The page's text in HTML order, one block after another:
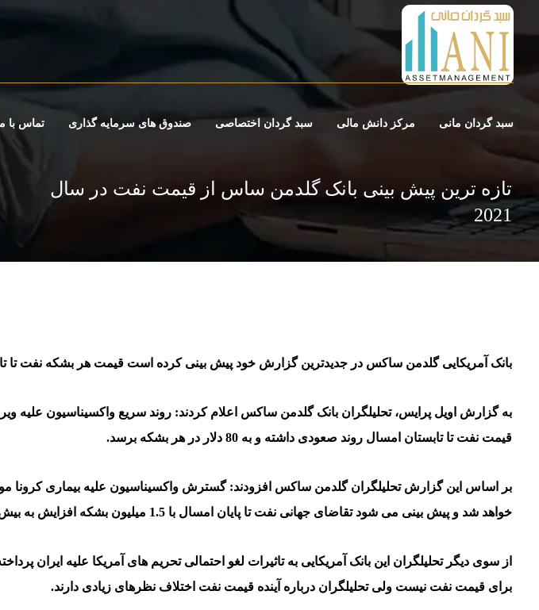
سبد گردان مانی مرکز دانش مالی سبد گردان اختصاصی صندوق های سرمایه گذاری تماس با
تازه ترین پیش بینی بانک گلدمن ساس از قیمت نفت در سال
2021
بانک آمریکایی گلدمن ساکس در جدیدترین گزارش خود پیش بینی کرده است قیمت هر بشکه نفت تا تابستان امسال به
به گزارش اویل پرایس، تحلیلگران بانک گلدمن ساکس اعلام کردند: روند سریع واکسیناسیون علیه
قیمت نفت تا تابستان امسال روند صعودی داشته و به 80 دلار در هر بشکه برسد.
بر اساس این گزارش تحلیلگران گلدمن ساکس افزودند: گسترش واکسیناسیون علیه بیماری کرونا
خواهد شد و پیش بینی می شود تقاضای جهانی نفت تا پایان امسال با 1.5 میلیون بشکه افزایش به بیش از 96.5 میلیون بشکه در روز خواهد رسید.
از سوی دیگر تحلیلگران این بانک آمریکایی به تاثیرات لغو احتمالی تحریم های آمریکا علیه ایران
برای قیمت نفت نیست ولی تحلیلگران درباره آینده قیمت نفت اختلاف نظرهای زیادی دارند.